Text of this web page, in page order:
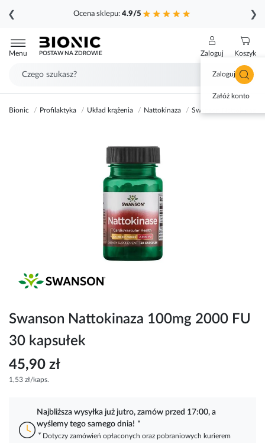
Ocena sklepu: 4.9/5
❮ ❯
do
treści
Menu POSTAW NA ZDROWIE Zaloguj
Zaloguj się
Załóż konto
Koszyk
Bionic Profilaktyka Układ krążenia Nattokinaza Swanson Nattokinaza
Swanson Nattokinaza 100mg 2000 FU
30 kapsułek
45,90 zł
1,53 zł/kaps.
Najbliższa wysyłka już jutro, zamów przed 17:00, a
wyślemy tego samego dnia! *
* Dotyczy zamówień opłaconych oraz pobraniowych kurierem